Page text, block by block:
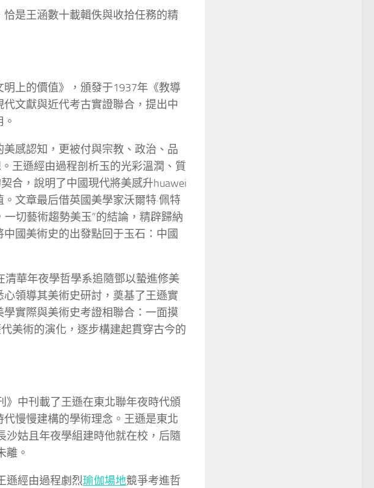
是王涵數十載輯佚與收拾任務的精
上的價值》，頒發于1937年《教導
文獻與近代考古實證聯合，提出中
感認知，更被付與宗教、政治、品
王遜經由過程剖析玉的光彩溫潤、質
合，說明了中國現代將美感升huawei
文章最后借英國美學家沃爾特·佩特
一切藝術趨勢美玉”的結論，精辟歸納
國美術史的出發點回于玉石：中國
華年夜學哲學系追隨鄧以蟄進修美
領導其美術史研討，奠基了王遜實
實際與美術史考證相聯合：一面摸
美術的演化，逐步構建起貫穿古今的
》中刊載了王遜在東北聯年夜時代頒
慢慢建構的學術理念。王遜是東北
沙姑且年夜學組建時他就在校，后隨
離。
遜經由過程劇烈瑜伽場地競爭考進哲